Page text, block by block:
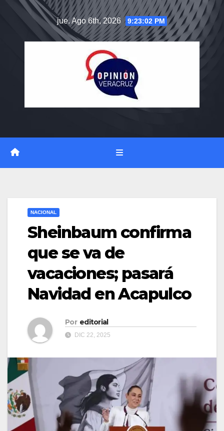
jue. Ago 6th, 2026 9:23:03 PM
NACIONAL
Sheinbaum confirma
que se va de
vacaciones; pasará
Navidad en Acapulco
Por editorial
DIC 22, 2025